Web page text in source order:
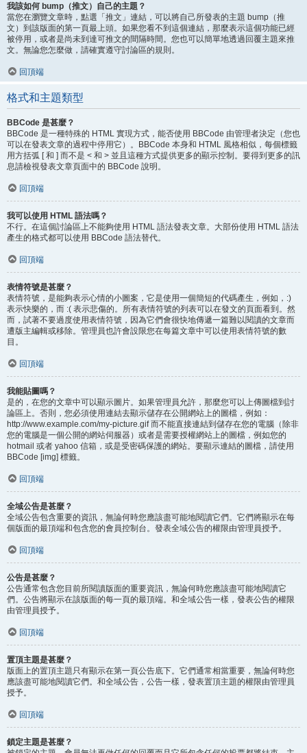
我該如何 bump（推文）自己的主題？
當您在瀏覽文章時，點選「推文」連結，可以將自己所發表的主題 bump（推
文）到該版面的第一頁最上頭。如果您看不到這個連結，那麼表示這個功能已經
被停用，或者是尚未到達可推文的間隔時間。您也可以簡單地透過回覆主題來推
文。無論您怎麼做，請確實遵守討論區的規則。
回頂端
格式和主題類型
BBCode 是甚麼？
BBCode 是一種特殊的 HTML 實現方式，能否使用 BBCode 由管理者決定（您也
可以在發表文章的過程中停用它）。BBCode 本身和 HTML 風格相似，每個標籤
用方括弧 [ 和 ] 而不是 < 和 > 並且這種方式提供更多的顯示控制。要得到更多的訊
息請檢視發表文章頁面中的 BBCode 說明。
回頂端
我可以使用 HTML 語法嗎？
不行。在這個討論區上不能夠使用 HTML 語法發表文章。大部份使用 HTML 語法
產生的格式都可以使用 BBCode 語法替代。
回頂端
表情符號是甚麼？
表情符號，是能夠表示心情的小圖案，它是使用一個簡短的代碼產生，例如，:)
表示快樂的，而 :( 表示悲傷的。所有表情符號的列表可以在發文的頁面看到。然
而，試著不要過度使用表情符號，因為它們會很快地傳遞一篇難以閱讀的文章而
遭版主編輯或移除。管理員也許會設限您在每篇文章中可以使用表情符號的數
目。
回頂端
我能貼圖嗎？
是的，在您的文章中可以顯示圖片。如果管理員允許，那麼您可以上傳圖檔到討
論區上。否則，您必須使用連結去顯示儲存在公開網站上的圖檔，例如：
http://www.example.com/my-picture.gif 而不能直接連結到儲存在您的電腦（除非
您的電腦是一個公開的網站伺服器）或者是需要授權網站上的圖檔，例如您的
hotmail 或者 yahoo 信箱，或是受密碼保護的網站。要顯示連結的圖檔，請使用
BBCode [img] 標籤。
回頂端
全域公告是甚麼？
全域公告包含重要的資訊，無論何時您應該盡可能地閱讀它們。它們將顯示在每
個版面的最頂端和包含您的會員控制台。發表全域公告的權限由管理員授予。
回頂端
公告是甚麼？
公告通常包含您目前所閱讀版面的重要資訊，無論何時您應該盡可能地閱讀它
們。公告將顯示在該版面的每一頁的最頂端。和全域公告一樣，發表公告的權限
由管理員授予。
回頂端
置頂主題是甚麼？
版面上的置頂主題只有顯示在第一頁公告底下。它們通常相當重要，無論何時您
應該盡可能地閱讀它們。和全域公告，公告一樣，發表置頂主題的權限由管理員
授予。
回頂端
鎖定主題是甚麼？